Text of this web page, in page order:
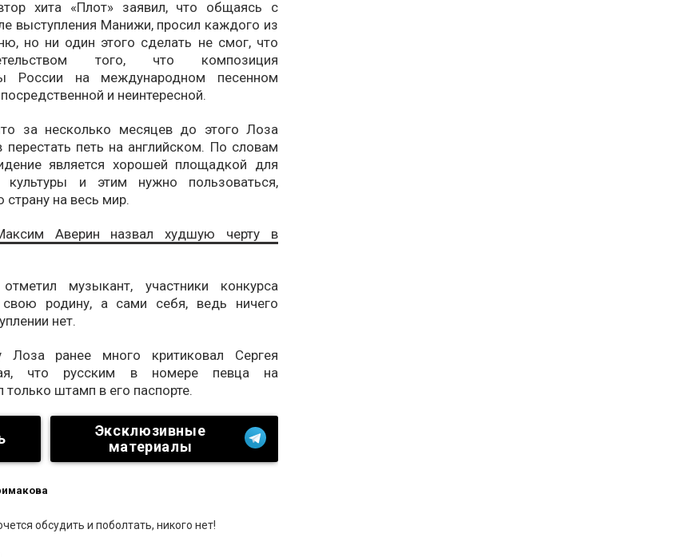
хита «Плот» заявил, что общаясь с
выступления Манижи, просил каждого из
но ни один этого сделать не смог, что
того, что композиция
России на международном песенном
и неинтересной.
за несколько месяцев до этого Лоза
перестать петь на английском. По словам
является хорошей площадкой для
культуры и этим нужно пользоваться,
на весь мир.
Аверин назвал худшую черту в
музыкант, участники конкурса
родину, а сами себя, ведь ничего
нет.
ранее много критиковал Сергея
что русским в номере певца на
только штамп в его паспорте.
Эксклюзивные
материалы
обсудить и поболтать, никого нет!